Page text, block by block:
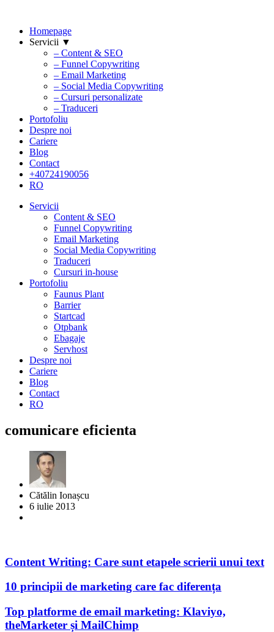
Homepage
Servicii ▼
– Content & SEO
– Funnel Copywriting
– Email Marketing
– Social Media Copywriting
– Cursuri personalizate
– Traduceri
Portofoliu
Despre noi
Cariere
Blog
Contact
+40724190056
RO
Servicii
Content & SEO
Funnel Copywriting
Email Marketing
Social Media Copywriting
Traduceri
Cursuri in-house
Portofoliu
Faunus Plant
Barrier
Startcad
Otpbank
Ebagaje
Servhost
Despre noi
Cariere
Blog
Contact
RO
comunicare eficienta
Cătălin Ionașcu
6 iulie 2013
Content Writing: Care sunt etapele scrierii unui text
10 principii de marketing care fac diferența
Top platforme de email marketing: Klaviyo,
theMarketer și MailChimp